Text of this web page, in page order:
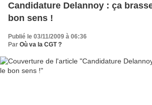
Candidature Delannoy : ça
bon sens !
Publié le 03/11/2009 à 06:36
Par Où va la CGT ?